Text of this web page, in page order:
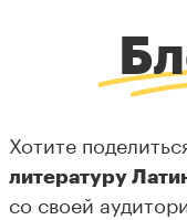
Хотите
литературу
со своей